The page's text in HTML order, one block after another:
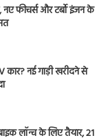
नए फीचर्स और टर्बो इंजन के
नई गाड़ी खरीदने से
लॉन्च के लिए तैयार, 21